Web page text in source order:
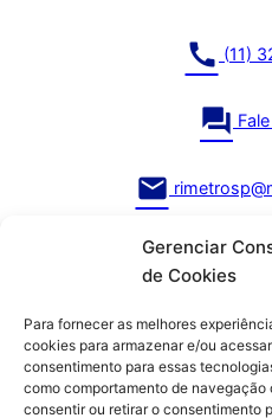
Gerenciar
de Cookies
Para fornecer as melhores
cookies para armazenar e/ou
consentimento para essas
como comportamento de navegação
consentir ou retirar o consentimento
call (11)
question_answer
mail